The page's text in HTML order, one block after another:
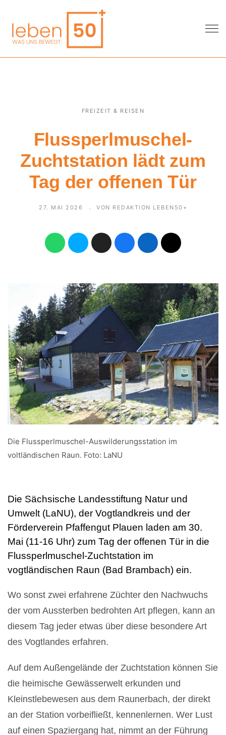
FREIZEIT & REISEN
Flussperlmuschel-
Zuchtstation lädt zum
Tag der offenen Tür
27. MAI 2026 VON REDAKTION LEBEN50+
Die Flussperlmuschel-Auswilderungsstation im
voltländischen Raun. Foto: LaNU
Die Sächsische Landesstiftung Natur und
Umwelt (LaNU), der Vogtlandkreis und der
Förderverein Pfaffengut Plauen laden am 30.
Mai (11-16 Uhr) zum Tag der offenen Tür in die
Flussperlmuschel-Zuchtstation im
vogtländischen Raun (Bad Brambach) ein.
Wo sonst zwei erfahrene Züchter den Nachwuchs
der vom Aussterben bedrohten Art pflegen, kann an
diesem Tag jeder etwas über diese besondere Art
des Vogtlandes erfahren.
Auf dem Außengelände der Zuchtstation können Sie
die heimische Gewässerwelt erkunden und
Kleinstlebewesen aus dem Raunerbach, der direkt
an der Station vorbeifließt, kennenlernen. Wer Lust
auf einen Spaziergang hat, nimmt an der Führung